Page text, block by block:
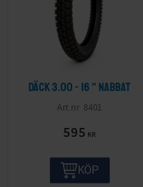
Däck 3.00 - 16 " Nabbat
8401
595 KR
KÖP